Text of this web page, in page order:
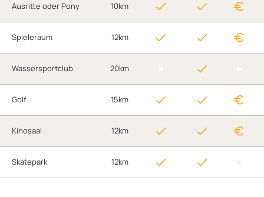
Ausritte oder Pony 10km
Spieleraum 12km
Wassersportclub 20km
Golf 15km
Kinosaal 12km
Skatepark 12km